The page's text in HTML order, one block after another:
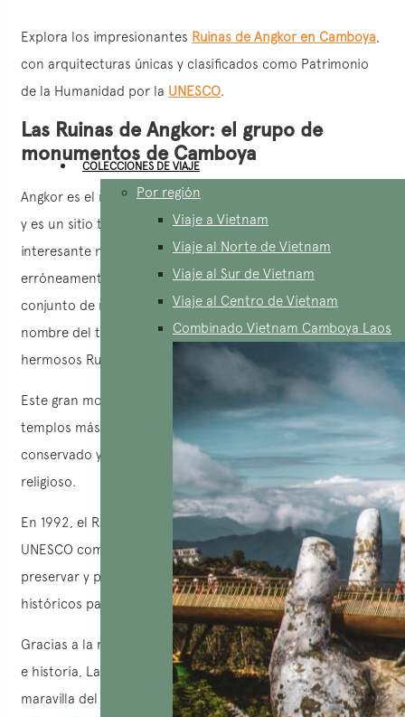
COLECCIONES DE VIAJE
Por región
Viaje a Vietnam
Viaje al Norte de Vietnam
Viaje al Sur de Vietnam
Viaje al Centro de Vietnam
Combinado Vietnam Camboya Laos
Explora los impresionantes Ruinas de Angkor en Camboya
con arquitecturas únicas y clasificados como Patrimonio
de la Humanidad por la UNESCO.
Las Ruinas de Angkor: el grupo de
monumentos de Camboya
Angkor es el monumento religioso más grande del mundo
y es un sitio turístico muy popular en Camboya. Es
interesante notar que muchas personas piensan
erróneamente que Angkor Wat es el nombre de todo el
conjunto de monumentos, pero en realidad es solo el
nombre del templo más famoso entre los numerosos y
hermosos Ruinas de Angkor.
Este gran monumento está compuesto por muchos
templos más pequeños, siendo Angkor Wat el mejor
conservado y el que mantiene su posición como centro
religioso.
En 1992, el Ruinas de Angkor fue reconocido por la
UNESCO como patrimonio cultural mundial, con el fin de
preservar y proteger estos valiosos vestigios culturales e
históricos para las generaciones futuras.
Gracias a la riqueza y singularidad de su arquitectura, arte
e historia, Las Ruinas de Angkor son realmente una
maravilla del mundo que vale la pena descubrir durante su